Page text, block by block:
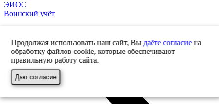
ЭИОС
Воинский учёт
Продолжая использовать наш сайт, Вы даёте согласиена
обработку файлов cookie, которые обеспечивают
правильную работу сайта.
Даю согласие